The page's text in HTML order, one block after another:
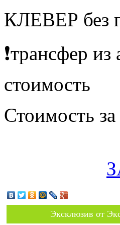
КЛЕВЕР без
❗️трансфер
стоимость
Стоимость
Эксклюзив от